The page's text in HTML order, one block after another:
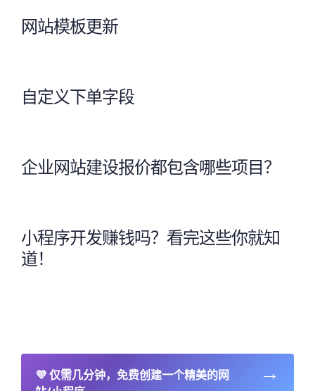
网站模板更新
自定义下单字段
企业网站建设报价都包含哪些项目？
小程序开发赚钱吗？看完这些你就知
道！
💜仅需几分钟，免费创建一个精美的网
→